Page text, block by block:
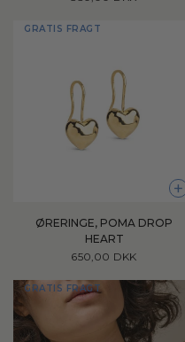
GRATIS FRAGT
+
ØRERINGE, POMA DROP
HEART
650,00 DKK
GRATIS FRAGT